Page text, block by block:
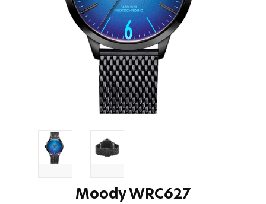
Moody WRC627